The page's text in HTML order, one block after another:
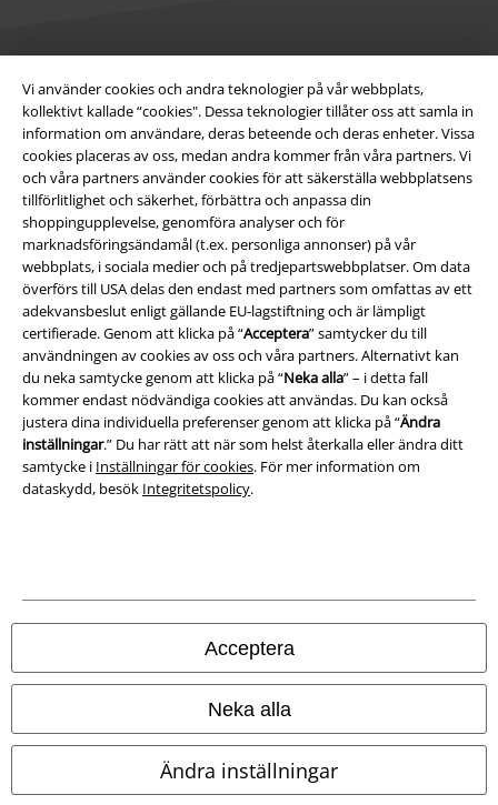
Vi använder cookies och andra teknologier på vår webbplats,
kollektivt kallade “cookies". Dessa teknologier tillåter oss att samla in
information om användare, deras beteende och deras enheter. Vissa
cookies placeras av oss, medan andra kommer från våra partners. Vi
och våra partners använder cookies för att säkerställa webbplatsens
tillförlitlighet och säkerhet, förbättra och anpassa din
shoppingupplevelse, genomföra analyser och för
marknadsföringsändamål (t.ex. personliga annonser) på vår
webbplats, i sociala medier och på tredjepartswebbplatser. Om data
överförs till USA delas den endast med partners som omfattas av ett
adekvansbeslut enligt gällande EU-lagstiftning och är lämpligt
certifierade. Genom att klicka på “Acceptera” samtycker du till
användningen av cookies av oss och våra partners. Alternativt kan
du neka samtycke genom att klicka på “Neka alla” – i detta fall
kommer endast nödvändiga cookies att användas. Du kan också
justera dina individuella preferenser genom att klicka på “Ändra
inställningar.” Du har rätt att när som helst återkalla eller ändra ditt
samtycke i Inställningar för cookies. För mer information om
dataskydd, besök Integritetspolicy.
Acceptera
Neka alla
Ändra inställningar
Juridisk information/Villkor
Villkor
Om oss
Ladda ner villkoren
Avfallshantering och miljöskydd
Försäkran om överensstämmelse
Information om tillgänglighet
Inställningar för cookies
Bekräfta ångrat köp
Våra onlinebutiker
EMP International